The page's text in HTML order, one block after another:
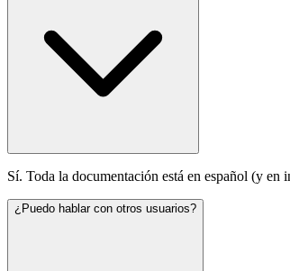
Sí. Toda la documentación está en español (y
¿Puedo hablar con otros usuarios?